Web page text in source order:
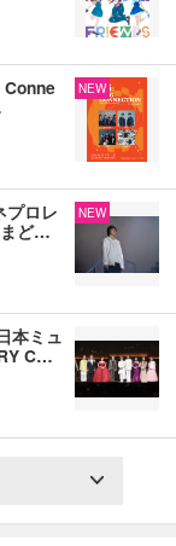
Conne
NEW
プロレ
ど…
NEW
本ミュ
C…